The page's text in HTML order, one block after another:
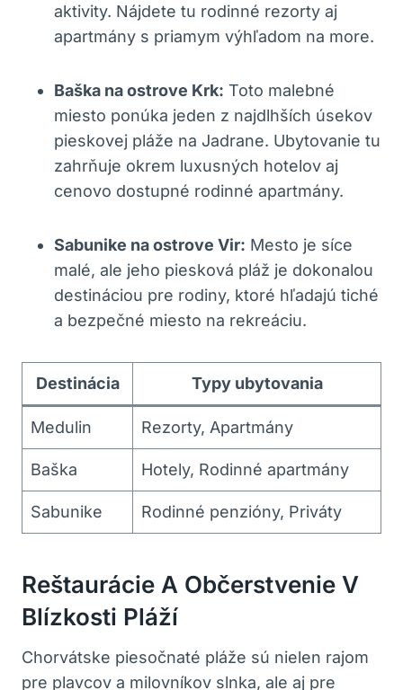
aktivity. Nájdete tu rodinné rezorty aj
apartmány s priamym výhľadom na more.
Baška na ostrove Krk: Toto malebné
miesto ponúka jeden z najdlhších úsekov
pieskovej pláže na Jadrane. Ubytovanie tu
zahrňuje okrem luxusných hotelov aj
cenovo dostupné rodinné apartmány.
Sabunike na ostrove Vir: Mesto je síce
malé, ale jeho piesková pláž je dokonalou
destináciou pre rodiny, ktoré hľadajú tiché
a bezpečné miesto na rekreáciu.
Destinácia Typy ubytovania
Medulin Rezorty, Apartmány
Baška Hotely, Rodinné apartmány
Sabunike Rodinné penzióny, Priváty
Reštaurácie A Občerstvenie V
Blízkosti Pláží
Chorvátske piesočnaté pláže sú nielen rajom
pre plavcov a milovníkov slnka, ale aj pre